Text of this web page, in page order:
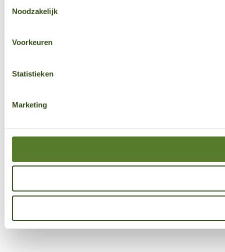
Noodzakelijk
Voorkeuren
Statistieken
Marketing